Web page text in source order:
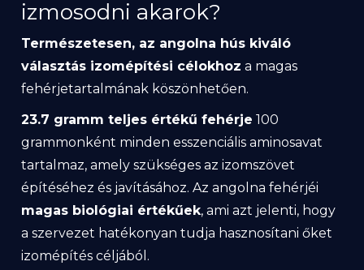
izmosodni akarok?
Természetesen, az angolna hús kiváló
választás izomépítési célokhoz a magas
fehérjetartalmának köszönhetően.
23.7 gramm teljes értékű fehérje 100
grammonként minden esszenciális aminosavat
tartalmaz, amely szükséges az izomszövet
építéséhez és javításához. Az angolna fehérjéi
magas biológiai értékűek, ami azt jelenti, hogy
a szervezet hatékonyan tudja hasznosítani őket
izomépítés céljából.